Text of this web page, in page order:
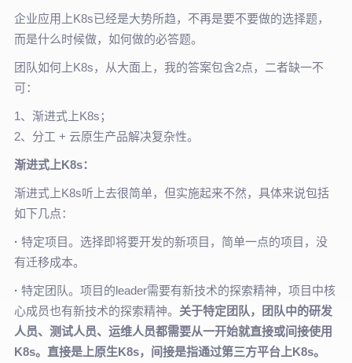
企业应用上K8s已经是大势所趋，不再是要不要做的选择题，
而是什么时候做，如何做的必答题。
团队如何上K8s，从大面上，我的答案包含2点，二者缺一不
可：
1、渐进式上K8s；
2、分工 + 云原生产品解决复杂性。
渐进式上K8s：
渐进式上K8s听上去很简单，但实施起来不然，具体来说包括
如下几点：
· 特定项目。选择即将要开发的新项目，简单一点的项目，没
有迁移成本。
· 特定团队。项目的leader需要有新技术的探索精神，项目中核
心成员也有新技术的探索精神。 关于特定团队，团队中的研发
人员、测试人员、运维人员都需要从一开始就直接或间接使用
K8s。直接是上原生K8s，间接是指通过第三方平台上K8s。